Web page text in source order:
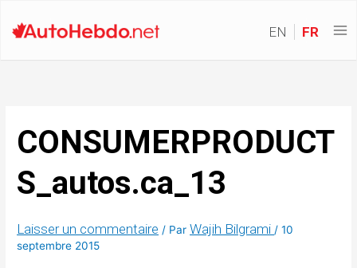
EN FR
CONSUMERPRODUCT
S_autos.ca_13
Laisser un commentaire / ParWajih Bilgrami/10
septembre 2015